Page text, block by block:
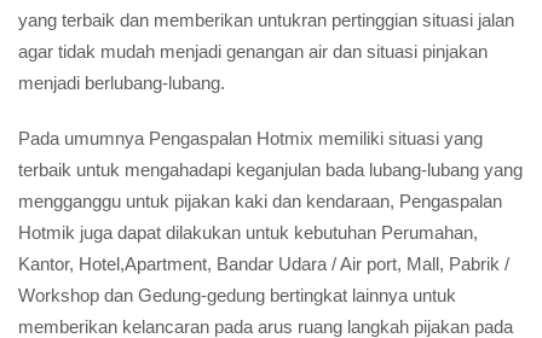
yang terbaik dan memberikan untukran pertinggian situasi jalan
agar tidak mudah menjadi genangan air dan situasi pinjakan
menjadi berlubang-lubang.
Pada umumnya Pengaspalan Hotmix memiliki situasi yang
terbaik untuk mengahadapi keganjulan bada lubang-lubang yang
mengganggu untuk pijakan kaki dan kendaraan, Pengaspalan
Hotmik juga dapat dilakukan untuk kebutuhan Perumahan,
Kantor, Hotel,Apartment, Bandar Udara / Air port, Mall, Pabrik /
Workshop dan Gedung-gedung bertingkat lainnya untuk
memberikan kelancaran pada arus ruang langkah pijakan pada